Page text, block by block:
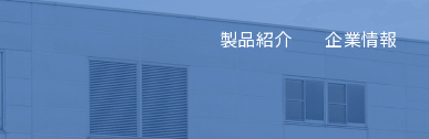
製品紹介 企業情報